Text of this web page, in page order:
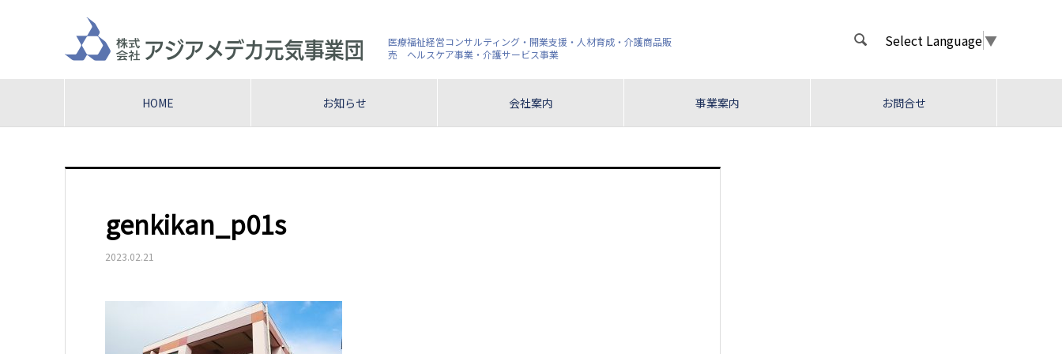
医療福祉経営コンサルティング・開業支援・人材育成・介護商品販
売 ヘルスケア事業・介護サービス事業
 Select Language▼
HOME お知らせ 会社案内 事業案内 お問合せ
genkikan_p01s
2023.02.21